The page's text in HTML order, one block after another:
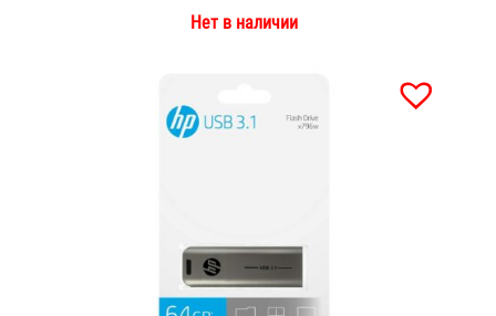
Нет в наличии